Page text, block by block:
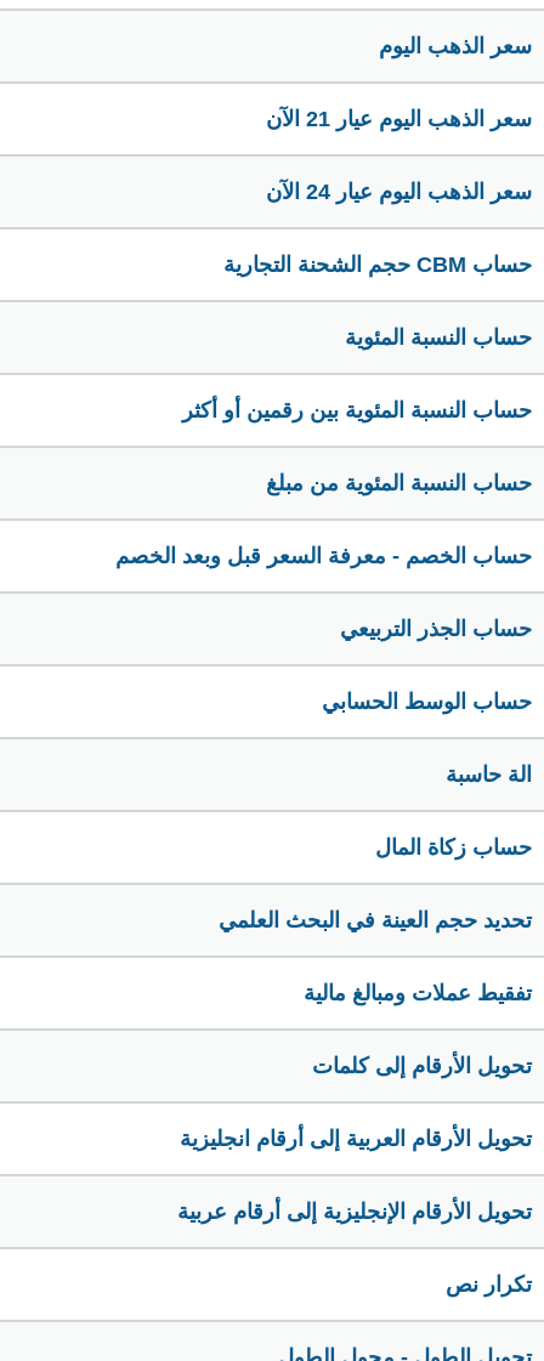
سعر الذهب اليوم
سعر الذهب اليوم عيار 21 الآن
سعر الذهب اليوم عيار 24 الآن
حساب CBM حجم الشحنة التجارية
حساب النسبة المئوية
حساب النسبة المئوية بين رقمين أو أكثر
حساب النسبة المئوية من مبلغ
حساب الخصم - معرفة السعر قبل وبعد الخصم
حساب الجذر التربيعي
حساب الوسط الحسابي
الة حاسبة
حساب زكاة المال
تحديد حجم العينة في البحث العلمي
تفقيط عملات ومبالغ مالية
تحويل الأرقام إلى كلمات
تحويل الأرقام العربية إلى أرقام انجليزية
تحويل الأرقام الإنجليزية إلى أرقام عربية
تكرار نص